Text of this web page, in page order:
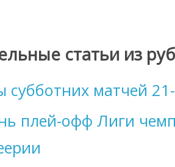
статьи из
субботних матчей
плей-офф Лиги